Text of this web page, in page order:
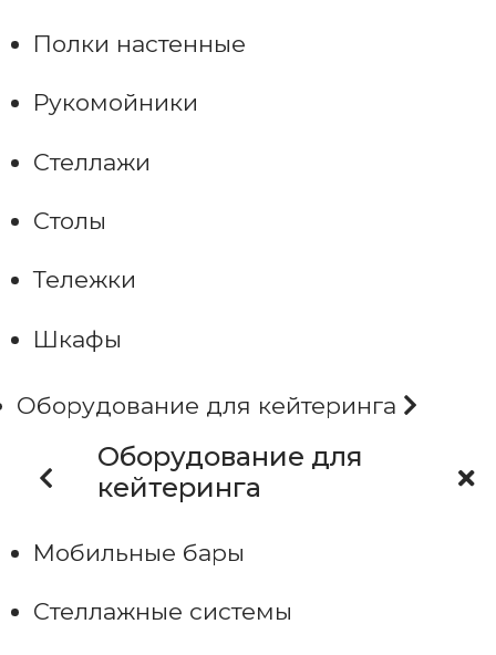
Полки настенные
Рукомойники
Стеллажи
Столы
Тележки
Шкафы
Оборудование для кейтеринга
Оборудование для
кейтеринга
Мобильные бары
Стеллажные системы